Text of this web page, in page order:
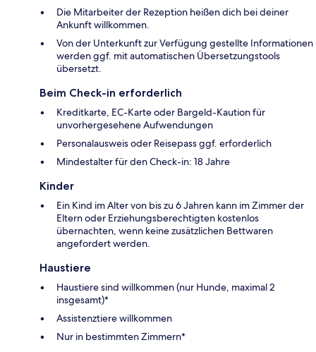
Die Mitarbeiter der Rezeption heißen dich bei deiner
Ankunft willkommen.
Von der Unterkunft zur Verfügung gestellte Informationen
werden ggf. mit automatischen Übersetzungstools
übersetzt.
Beim Check-in erforderlich
Kreditkarte, EC-Karte oder Bargeld-Kaution für
unvorhergesehene Aufwendungen
Personalausweis oder Reisepass ggf. erforderlich
Mindestalter für den Check-in: 18 Jahre
Kinder
Ein Kind im Alter von bis zu 6 Jahren kann im Zimmer der
Eltern oder Erziehungsberechtigten kostenlos
übernachten, wenn keine zusätzlichen Bettwaren
angefordert werden.
Haustiere
Haustiere sind willkommen (nur Hunde, maximal 2
insgesamt)*
Assistenztiere willkommen
Nur in bestimmten Zimmern*